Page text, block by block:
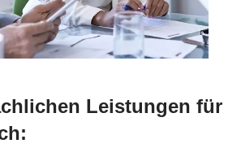
Leistungen für